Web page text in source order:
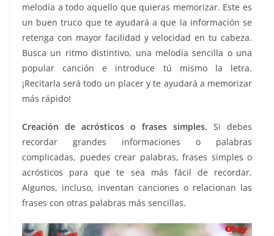
melodía a todo aquello que quieras memorizar. Este es
un buen truco que te ayudará a que la información se
retenga con mayor facilidad y velocidad en tu cabeza.
Busca un ritmo distintivo, una melodía sencilla o una
popular canción e introduce tú mismo la letra.
¡Recitarla será todo un placer y te ayudará a memorizar
más rápido!
Creación de acrósticos o frases simples. Si debes
recordar grandes informaciones o palabras
complicadas, puedes crear palabras, frases simples o
acrósticos para que te sea más fácil de recordar.
Algunos, incluso, inventan canciones o relacionan las
frases con otras palabras más sencillas.